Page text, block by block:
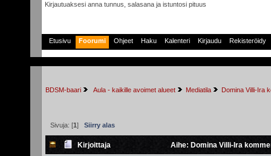
Kirjautuaksesi anna tunnus, salasana ja istuntosi pituus
Etusivu Foorumi Ohjeet Haku Kalenteri Kirjaudu Rekisteröidy
BDSM-baari Aula - kaikille avoimet alueet Mediatila Domina Villi-Ira
Sivuja: [1] Siirry alas
Kirjoittaja Aihe: Domina Villi-Ira